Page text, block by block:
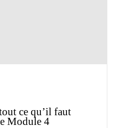
ce qu’il faut
Module 4